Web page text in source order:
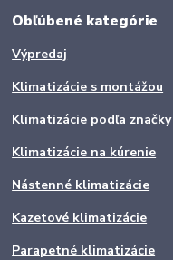
Obľúbené kategórie
Výpredaj
Klimatizácie s montážou
Klimatizácie podľa značky
Klimatizácie na kúrenie
Nástenné klimatizácie
Kazetové klimatizácie
Parapetné klimatizácie